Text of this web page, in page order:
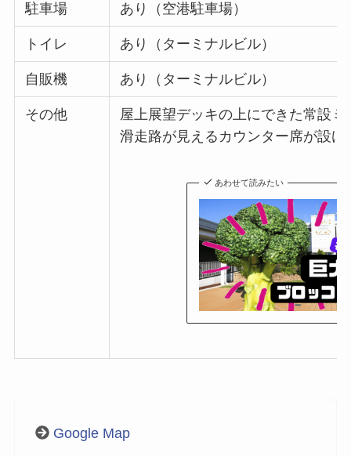
駐車場 あり（空港駐車場）
トイレ あり（ターミナルビル）
自販機 あり（ターミナルビル）
その他
屋上展望デッキの上にできた常設ミ
滑走路が見えるカウンター席が設
あわせて読みたい
Google Map